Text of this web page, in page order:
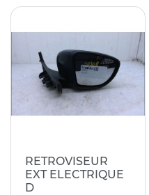
RETROVISEUR
EXT ELECTRIQUE
D